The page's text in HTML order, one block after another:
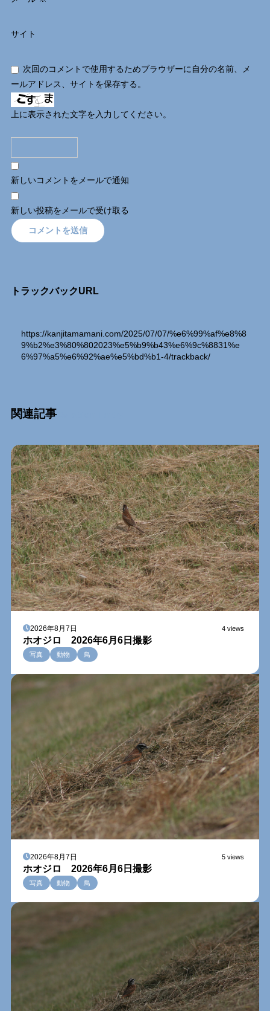
サイト
次回のコメントで使用するためブラウザーに自分の名前、メ
ールアドレス、サイトを保存する。
上に表示された文字を入力してください。
新しいコメントをメールで通知
新しい投稿をメールで受け取る
トラックバックURL
https://kanjitamamani.com/2025/07/07/%e6%99%af%e8%8
9%b2%e3%80%802023%e5%b9%b43%e6%9c%8831%e
6%97%a5%e6%92%ae%e5%bd%b1-4/trackback/
関連記事Relation Entry
2026年8月7日 4 views
ホオジロ 2026年6月6日撮影
写真 動物 鳥
2026年8月7日 5 views
ホオジロ 2026年6月6日撮影
写真 動物 鳥